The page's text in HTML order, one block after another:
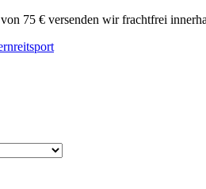
75 € versenden wir frachtfrei